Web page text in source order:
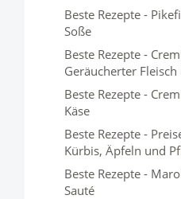
Beste Rezepte -
Soße
Beste Rezepte -
Geräucherter
Beste Rezepte -
Käse
Beste Rezepte -
Kürbis, Äpfeln und
Beste Rezepte -
Sauté